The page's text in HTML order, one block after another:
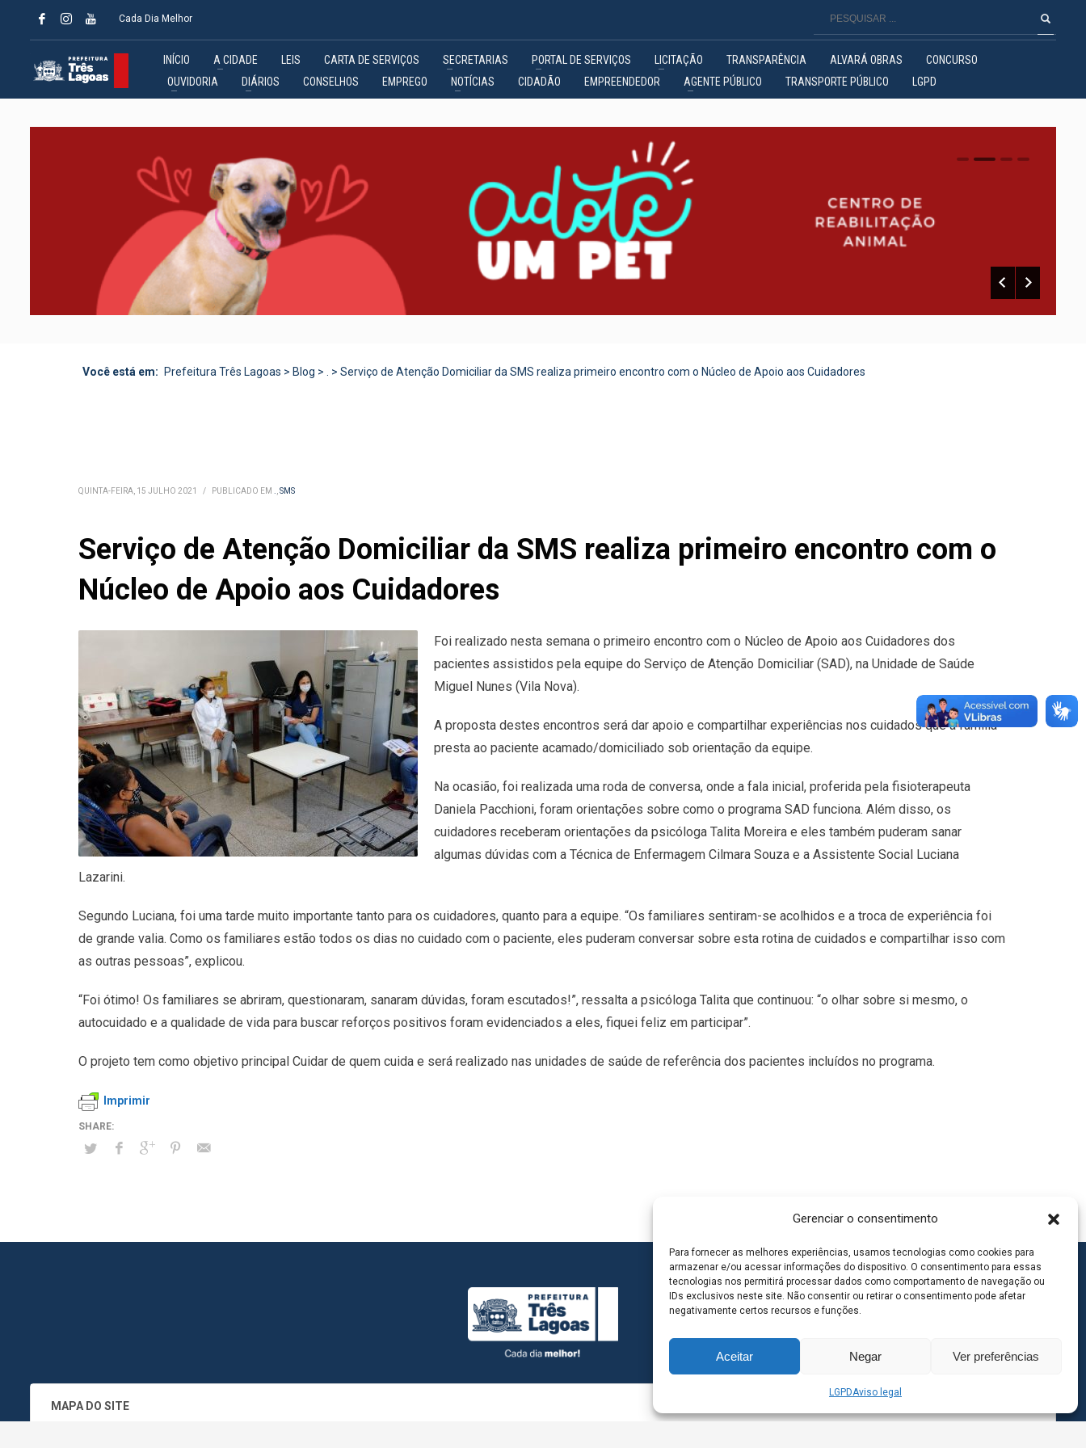
Gerenciar o consentimento
Para fornecer as melhores experiências, usamos tecnologias como cookies para
armazenar e/ou acessar informações do dispositivo. O consentimento para essas
tecnologias nos permitirá processar dados como comportamento de navegação ou
IDs exclusivos neste site. Não consentir ou retirar o consentimento pode afetar
negativamente certos recursos e funções.
Aceitar Negar Ver preferências
LGPDAviso legal
Cada Dia Melhor
INÍCIO A CIDADE LEIS CARTA DE SERVIÇOS SECRETARIAS PORTAL DE SERVIÇOS LICITAÇÃO TRANSPARÊNCIA ALVARÁ OBRAS
CONCURSO
OUVIDORIA
DIÁRIOS CONSELHOS EMPREGO NOTÍCIAS CIDADÃO EMPREENDEDOR AGENTE PÚBLICO TRANSPORTE PÚBLICO LGPD
0 1 2
Você está em: Prefeitura Três Lagoas > Blog > . > Serviço de Atenção Domiciliar da SMS realiza primeiro encontro com o Núcleo de Apoio aos Cuidadores
QUINTA-FEIRA, 15 JULHO 2021 / PUBLICADO EM .,SMS
Serviço de Atenção Domiciliar da SMS realiza primeiro encontro com o
Núcleo de Apoio aos Cuidadores
Foi realizado nesta semana o primeiro encontro com o Núcleo de Apoio aos Cuidadores dos
pacientes assistidos pela equipe do Serviço de Atenção Domiciliar (SAD), na Unidade de Saúde
Miguel Nunes (Vila Nova).
A proposta destes encontros será dar apoio e compartilhar experiências nos cuidados que a família
presta ao paciente acamado/domiciliado sob orientação da equipe.
Na ocasião, foi realizada uma roda de conversa, onde a fala inicial, proferida pela fisioterapeuta
Daniela Pacchioni, foram orientações sobre como o programa SAD funciona. Além disso, os
cuidadores receberam orientações da psicóloga Talita Moreira e eles também puderam sanar
algumas dúvidas com a Técnica de Enfermagem Cilmara Souza e a Assistente Social Luciana
Lazarini.
Segundo Luciana, foi uma tarde muito importante tanto para os cuidadores, quanto para a equipe. “Os familiares sentiram-se acolhidos e a troca de experiência foi
de grande valia. Como os familiares estão todos os dias no cuidado com o paciente, eles puderam conversar sobre esta rotina de cuidados e compartilhar isso com
as outras pessoas”, explicou.
“Foi ótimo! Os familiares se abriram, questionaram, sanaram dúvidas, foram escutados!”, ressalta a psicóloga Talita que continuou: “o olhar sobre si mesmo, o
autocuidado e a qualidade de vida para buscar reforços positivos foram evidenciados a eles, fiquei feliz em participar”.
O projeto tem como objetivo principal Cuidar de quem cuida e será realizado nas unidades de saúde de referência dos pacientes incluídos no programa.
Imprimir
MAPA DO SITE